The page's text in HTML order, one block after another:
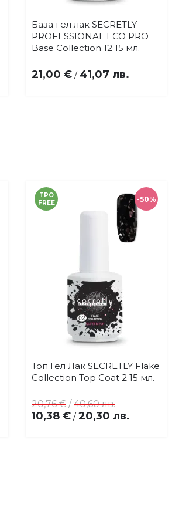
Добави
в
любими
Купи
База гел лак SECRETLY
PROFESSIONAL ECO PRO
Base Collection 12 15 мл.
21,00 € / 41,07 лв.
-50%
TPO
FREE
Добави
в
Купи
Топ Гел Лак SECRETLY Flake
Collection Top Coat 2 15 мл.
10,38 € / 20,30 лв.
20,76 € /40,60 лв.